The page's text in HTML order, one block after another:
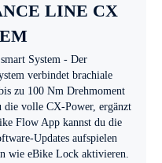
LINE CX
System - Der
verbindet brachiale
zu 100 Nm Drehmoment
die volle CX-Power, ergänzt
Flow App kannst du die
Updates aufspielen
wie eBike Lock aktivieren.